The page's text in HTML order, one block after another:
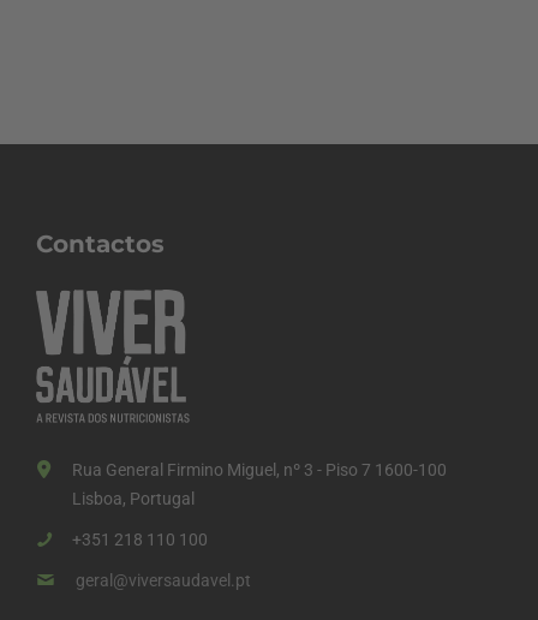
Contactos
Rua General Firmino Miguel, nº 3 - Piso 7 1600-100
Lisboa, Portugal
+351 218 110 100
geral@viversaudavel.pt